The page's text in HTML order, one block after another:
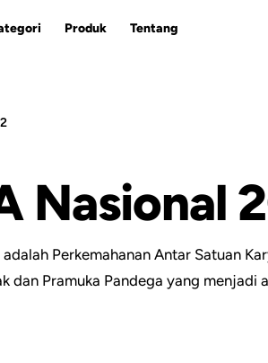
Produk Tentang
Nasional
Perkemahanan Antar Satuan
dan Pramuka Pandega yang menjadi